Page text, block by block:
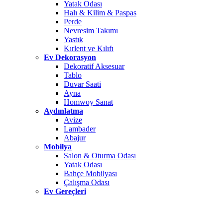
Yatak Odası
Halı & Kilim & Paspas
Perde
Nevresim Takımı
Yastık
Kırlent ve Kılıfı
Ev Dekorasyon
Dekoratif Aksesuar
Tablo
Duvar Saati
Ayna
Homwoy Sanat
Aydınlatma
Avize
Lambader
Abajur
Mobilya
Salon & Oturma Odası
Yatak Odası
Bahçe Mobilyası
Çalışma Odası
Ev Gereçleri